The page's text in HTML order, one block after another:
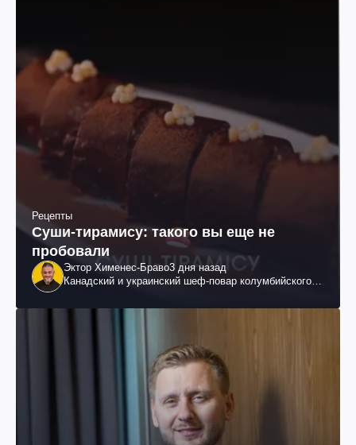
Рецепты
Суши-тирамису: такого вы еще не
пробовали
Эктор Хименес-Браво3 дня назад
Канадский и украинский шеф-повар колумбийского